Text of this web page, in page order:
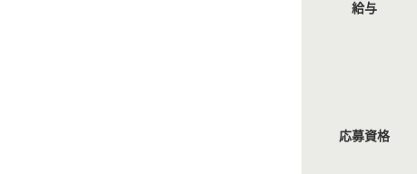
給与
応募資格